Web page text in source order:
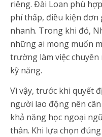
riêng. Đài Loan phù
phí thấp, điều kiện đơn
nhanh. Trong khi đó,
những ai mong muốn
trường làm việc
kỹ năng.
Vì vậy, trước khi quyết
người lao động nên
khả năng học ngoại
thân. Khi lựa chọn